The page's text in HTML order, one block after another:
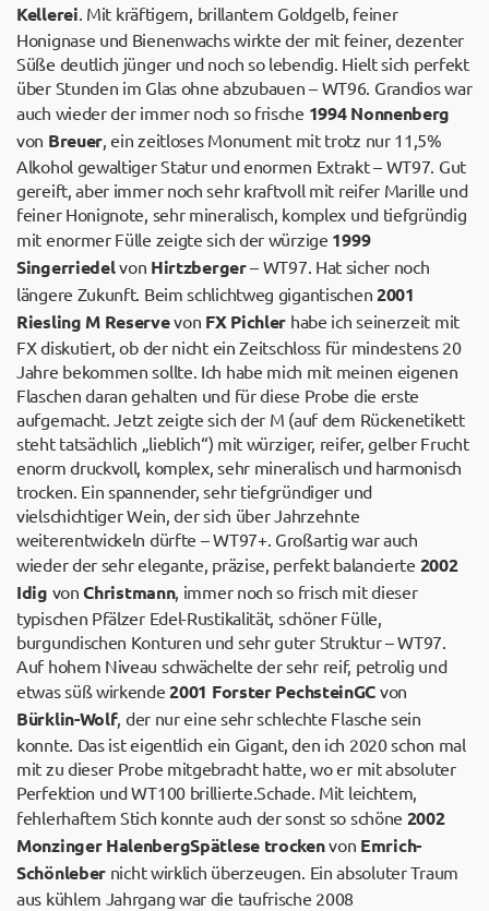
Kellerei. Mit kräftigem, brillantem Goldgelb, feiner
Honignase und Bienenwachs wirkte der mit feiner, dezenter
Süße deutlich jünger und noch so lebendig. Hielt sich perfekt
über Stunden im Glas ohne abzubauen – WT96. Grandios war
auch wieder der immer noch so frische 1994 Nonnenberg
von Breuer, ein zeitloses Monument mit trotz nur 11,5%
Alkohol gewaltiger Statur und enormen Extrakt – WT97. Gut
gereift, aber immer noch sehr kraftvoll mit reifer Marille und
feiner Honignote, sehr mineralisch, komplex und tiefgründig
mit enormer Fülle zeigte sich der würzige 1999
Singerriedelvon Hirtzberger– WT97. Hat sicher noch
längere Zukunft. Beim schlichtweg gigantischen 2001
Riesling M Reservevon FX Pichler habe ich seinerzeit mit
FX diskutiert, ob der nicht ein Zeitschloss für mindestens 20
Jahre bekommen sollte. Ich habe mich mit meinen eigenen
Flaschen daran gehalten und für diese Probe die erste
aufgemacht. Jetzt zeigte sich der M (auf dem Rückenetikett
steht tatsächlich „lieblich“) mit würziger, reifer, gelber Frucht
enorm druckvoll, komplex, sehr mineralisch und harmonisch
trocken. Ein spannender, sehr tiefgründiger und
vielschichtiger Wein, der sich über Jahrzehnte
weiterentwickeln dürfte – WT97+. Großartig war auch
wieder der sehr elegante, präzise, perfekt balancierte 2002
Idig vonChristmann, immer noch so frisch mit dieser
typischen Pfälzer Edel-Rustikalität, schöner Fülle,
burgundischen Konturen und sehr guter Struktur – WT97.
Auf hohem Niveau schwächelte der sehr reif, petrolig und
etwas süß wirkende2001 Forster PechsteinGC von
Bürklin-Wolf, der nur eine sehr schlechte Flasche sein
konnte. Das ist eigentlich ein Gigant, den ich 2020 schon mal
mit zu dieser Probe mitgebracht hatte, wo er mit absoluter
Perfektion und WT100 brillierte.Schade. Mit leichtem,
fehlerhaftem Stich konnte auch der sonst so schöne 2002
Monzinger HalenbergSpätlese trockenvon Emrich-
Schönleber nicht wirklich überzeugen. Ein absoluter Traum
aus kühlem Jahrgang war die taufrische 2008